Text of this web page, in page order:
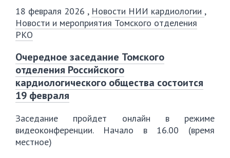
18 февраля 2026 , Новости НИИ кардиологии ,
Новости и мероприятия Томского отделения
РКО
Очередное заседание Томского
отделения Российского
кардиологического общества состоится
19 февраля
Заседание пройдет онлайн в режиме
видеоконференции. Начало в 16.00 (время
местное)